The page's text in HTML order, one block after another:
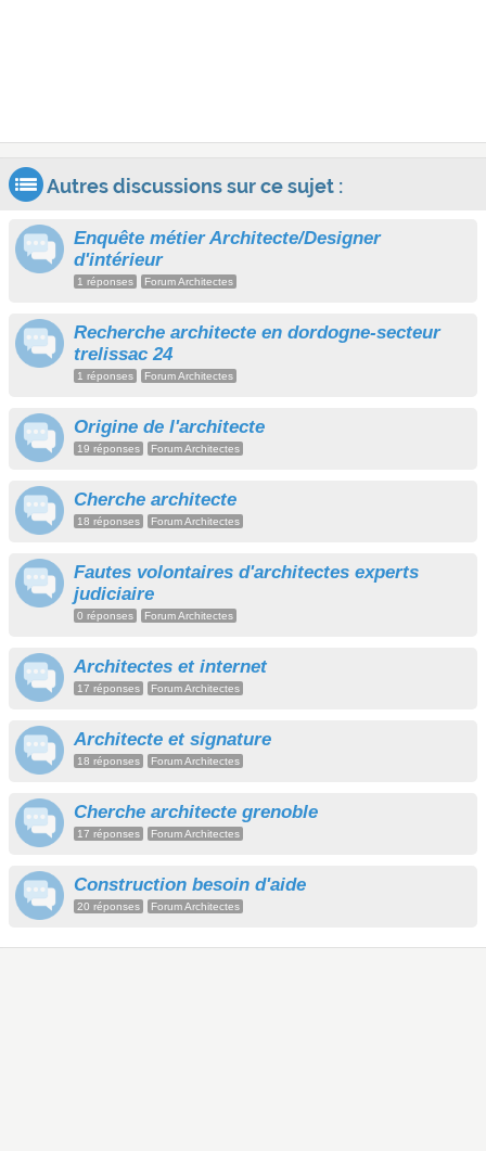
Autres discussions sur ce sujet :
Enquête métier Architecte/Designer
d'intérieur
1 réponses Forum Architectes
Recherche architecte en dordogne-secteur
trelissac 24
1 réponses Forum Architectes
Origine de l'architecte
19 réponses Forum Architectes
Cherche architecte
18 réponses Forum Architectes
Fautes volontaires d'architectes experts
judiciaire
0 réponses Forum Architectes
Architectes et internet
17 réponses Forum Architectes
Architecte et signature
18 réponses Forum Architectes
Cherche architecte grenoble
17 réponses Forum Architectes
Construction besoin d'aide
20 réponses Forum Architectes